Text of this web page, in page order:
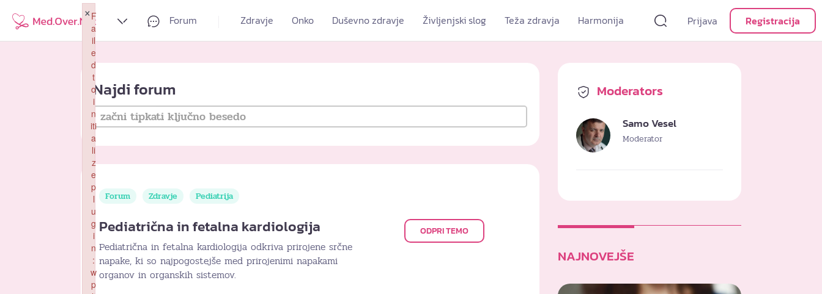
Forum Zdravje Onko Duševno zdravje Življenjski slog Teža zdravja Harmonija Prijava Registracija
Najdi forum
Forum Zdravje Pediatrija
Pediatrična in fetalna kardiologija
Pediatrična in fetalna kardiologija odkriva prirojene srčne
napake, ki so najpogostejše med prirojenimi napakami
organov in organskih sistemov.
ODPRI TEMO
Moderators
Samo Vesel
Moderator
NAJNOVEJŠE
F
a
il
e
d
t
o
i
n
iti
a
li
z
e
p
l
u
g
i
n
:
w
p
×